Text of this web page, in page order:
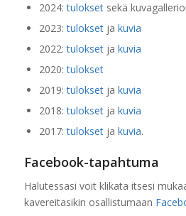
2024:tuloksetsekä
2023:tuloksetja kuvia
2022:tuloksetja kuvia
2020:tulokset
2019:tuloksetja kuvia
2018:tuloksetja kuvia
2017:tuloksetja kuvia.
Facebook-tapahtuma
Halutessasi voit klikata itsesi
kavereitasikin osallistumaan